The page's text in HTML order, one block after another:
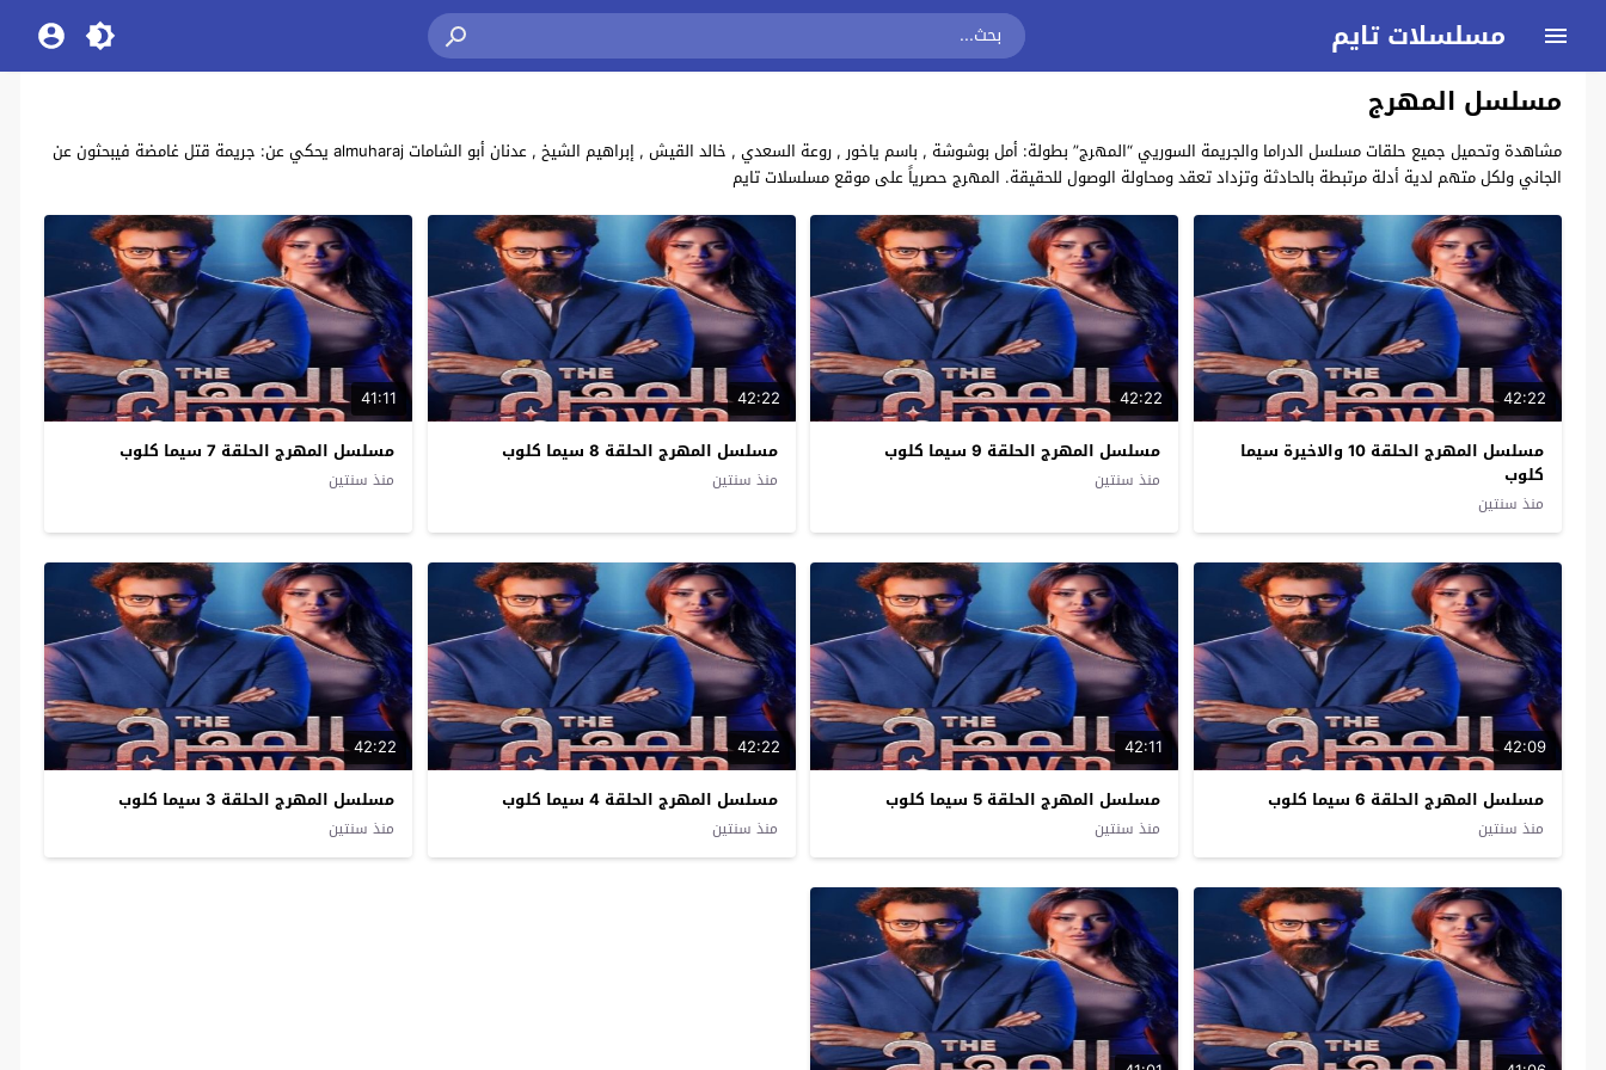
مسلسلات تايم
مسلسل المهرج
مشاهدة وتحميل جميع حلقات مسلسل الدراما والجريمة السوريي “المهرج” بطولة: أمل بوشوشة , باسم ياخور , روعة السعدي , خالد القيش , إبراهيم الشيخ , عدنان أبو الشامات almuharaj يحكي عن: جريمة قتل غامضة فيبحثون عن
الجاني ولكل متهم لدية أدلة مرتبطة بالحادثة وتزداد تعقد ومحاولة الوصول للحقيقة. المهرج حصرياً على موقع مسلسلات تايم
42:22
مسلسل المهرج الحلقة 10 والاخيرة سيما
كلوب
منذ سنتين
42:22
مسلسل المهرج الحلقة 9 سيما كلوب
منذ سنتين
42:22
مسلسل المهرج الحلقة 8 سيما كلوب
منذ سنتين
41:11
مسلسل المهرج الحلقة 7 سيما كلوب
منذ سنتين
42:09
مسلسل المهرج الحلقة 6 سيما كلوب
منذ سنتين
42:11
مسلسل المهرج الحلقة 5 سيما كلوب
منذ سنتين
42:22
مسلسل المهرج الحلقة 4 سيما كلوب
منذ سنتين
42:22
مسلسل المهرج الحلقة 3 سيما كلوب
منذ سنتين